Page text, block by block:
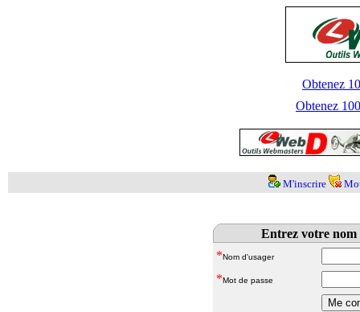
Obtenez
Obtenez
M'inscrire
Entrez votre nom
*Nom d'usager
*Mot de passe